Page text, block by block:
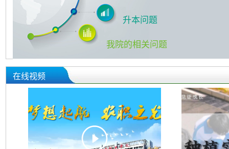
升本问题
我院的相关问题
在线视频